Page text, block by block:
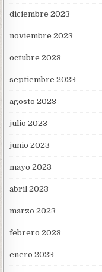
diciembre 2023
noviembre 2023
octubre 2023
septiembre 2023
agosto 2023
julio 2023
junio 2023
mayo 2023
abril 2023
marzo 2023
febrero 2023
enero 2023